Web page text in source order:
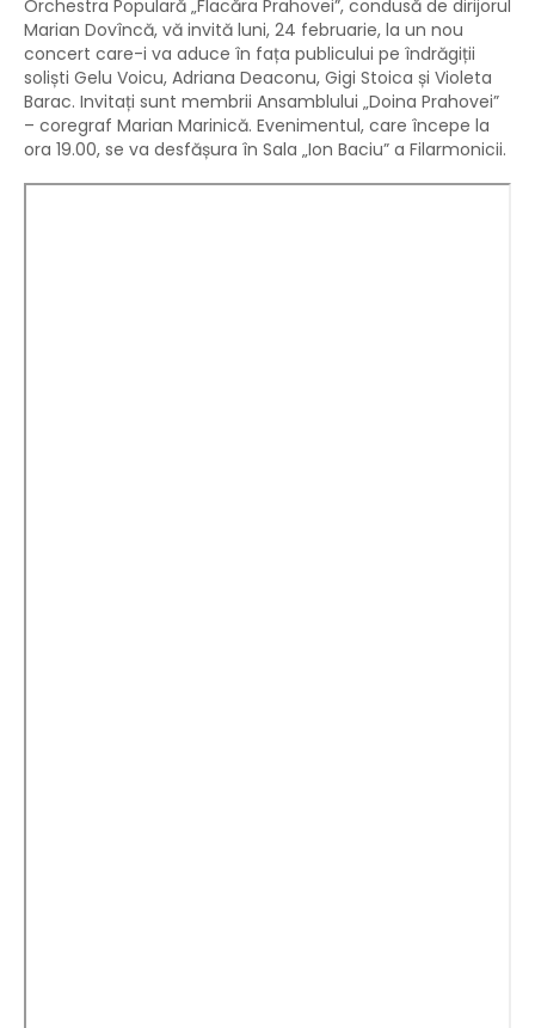
Orchestra Populară „Flacăra Prahovei”, condusă de dirijorul
Marian Dovîncă, vă invită luni, 24 februarie, la un nou
concert care-i va aduce în fața publicului pe îndrăgiții
soliști Gelu Voicu, Adriana Deaconu, Gigi Stoica și Violeta
Barac. Invitați sunt membrii Ansamblului „Doina Prahovei”
– coregraf Marian Marinică. Evenimentul, care începe la
ora 19.00, se va desfășura în Sala „Ion Baciu” a Filarmonicii.